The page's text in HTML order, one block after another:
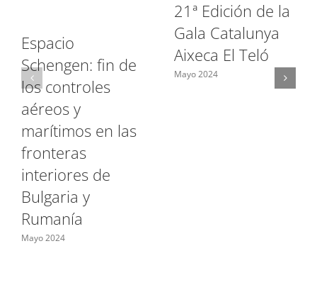
Espacio
Schengen: fin de
los controles
aéreos y
marítimos en las
fronteras
interiores de
Bulgaria y
Rumanía
Mayo 2024
21ª Edición de la
Gala Catalunya
Aixeca El Teló
Mayo 2024